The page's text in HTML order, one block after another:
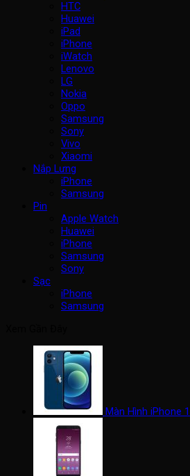
HTC
Huawei
iPad
iPhone
iWatch
Lenovo
LG
Nokia
Oppo
Samsung
Sony
Vivo
Xiaomi
Nắp Lưng
iPhone
Samsung
Pin
Apple Watch
Huawei
iPhone
Samsung
Sony
Sạc
iPhone
Samsung
Màn Hình iPhone